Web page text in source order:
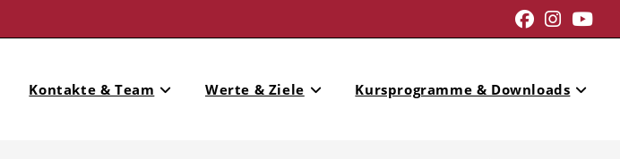
Kontakte & Team Werte & Ziele Kursprogramme & Downloads